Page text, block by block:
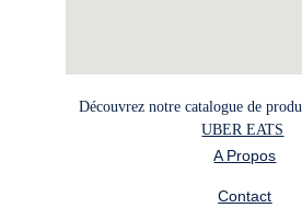
Contact
A Propos
Découvrez notre catalogue de
UBER EATS